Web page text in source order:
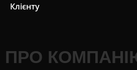
Клієнту
ПРО